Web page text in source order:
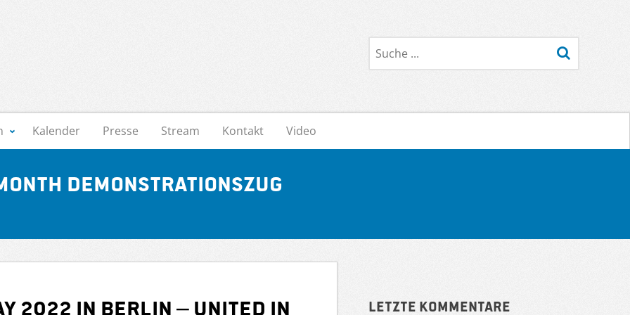
Suche
Kalender Presse Stream Kontakt Video
Demonstrationszug
in Berlin – UNITED IN
Letzte Kommentare